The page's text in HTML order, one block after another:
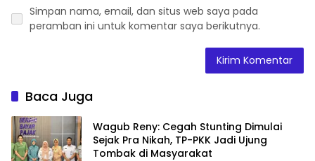
Simpan nama, email, dan situs web saya pada
peramban ini untuk komentar saya berikutnya.
Baca Juga
Wagub Reny: Cegah Stunting Dimulai
Sejak Pra Nikah, TP-PKK Jadi Ujung
Tombak di Masyarakat